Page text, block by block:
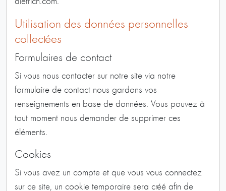
Utilisation des données personnelles
collectées
Formulaires de contact
Si vous nous contacter sur notre site via notre
formulaire de contact nous gardons vos
renseignements en base de données. Vous pouvez à
tout moment nous demander de supprimer ces
éléments.
Cookies
Si vous avez un compte et que vous vous connectez
sur ce site, un cookie temporaire sera créé afin de